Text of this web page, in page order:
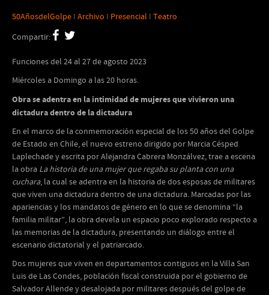
50AñosdelGolpe I Archivo I Presencial I Teatro
Compartir:
Funciones del 24 al 27 de agosto 2023
Miércoles a Domingo a las 20 horas.
Obra se adentra en la intimidad de mujeres que vivieron una
dictadura dentro de la dictadura
En el marco de la conmemoración especial de los 50 años del Golpe
de Estado en Chile, el nuevo estreno dirigido por Marcia Césped
Laplechade y escrita por Alejandra Cabrera Monzálvez, trae a escena
la obra La historia de una mujer que regaba su planta con una
cuchara, la cual se adentra en la historia de dos esposas de militares
que viven una dictadura dentro de una dictadura. Marcadas por las
apariencias y los mandatos de género en lo que se denomina “la
familia militar”, la obra devela un espacio poco explorado respecto a
las memorias de la dictadura, presentando un diálogo entre el
escenario dictatorial y el patriarcado.
Dos mujeres que viven en departamentos contiguos en la Villa San
Luis de Las Condes, población fiscal construida por el gobierno de
Salvador Allende y desalojada por militares después del golpe de